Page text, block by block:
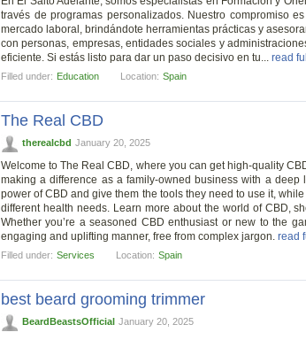
través de programas personalizados. Nuestro compromiso
mercado laboral, brindándote herramientas prácticas y
con personas, empresas, entidades sociales y
eficiente. Si estás listo para dar un paso decisivo en tu... read
Filled under: Education Location: Spain
The Real CBD
therealcbd January 20, 2025
Welcome to The Real CBD, where you can get high-quality
making a difference as a family-owned business with a
power of CBD and give them the tools they need to use it,
different health needs. Learn more about the world of CBD,
Whether you’re a seasoned CBD enthusiast or new to the
engaging and uplifting manner, free from complex jargon. read
Filled under: Services Location: Spain
best beard grooming trimmer
BeardBeastsOfficial January 20, 2025